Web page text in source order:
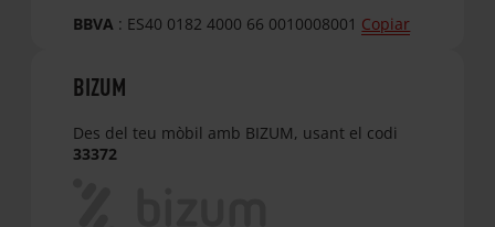
BBVA : ES40 0182 4000 66 0010008001 Copiar
BIZUM
Des del teu mòbil amb BIZUM, usant el codi
33372